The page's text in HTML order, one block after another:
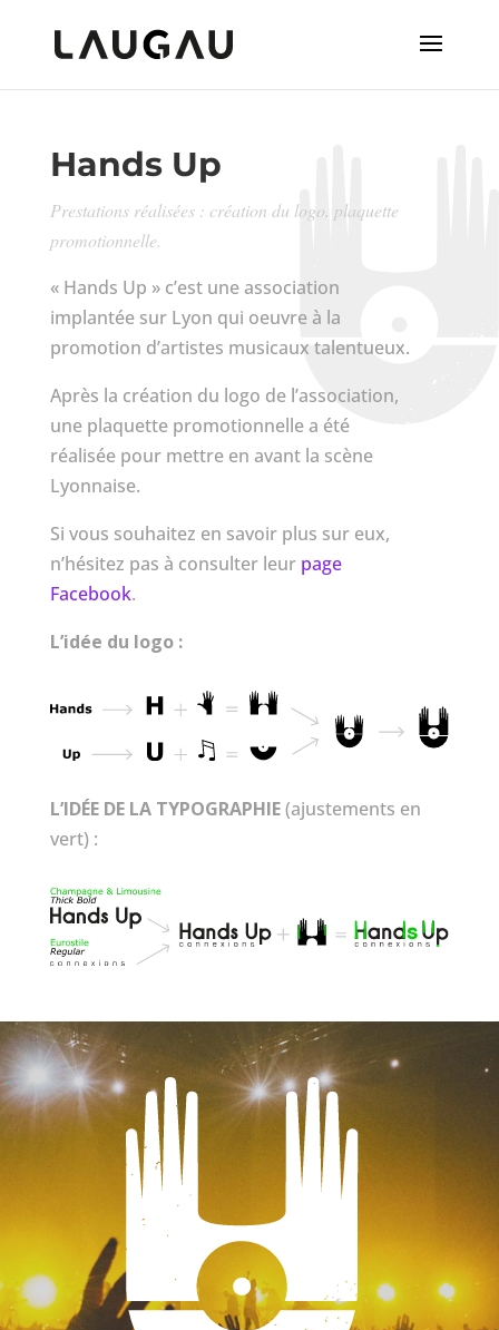
Hands Up
Prestations réalisées : création du logo, plaquette
promotionnelle.
« Hands Up » c’est une association
implantée sur Lyon qui oeuvre à la
promotion d’artistes musicaux talentueux.
Après la création du logo de l’association,
une plaquette promotionnelle a été
réalisée pour mettre en avant la scène
Lyonnaise.
Si vous souhaitez en savoir plus sur eux,
n’hésitez pas à consulter leur page
Facebook.
L’idée du logo :
L’IDÉE DE LA TYPOGRAPHIE(ajustements en
vert) :